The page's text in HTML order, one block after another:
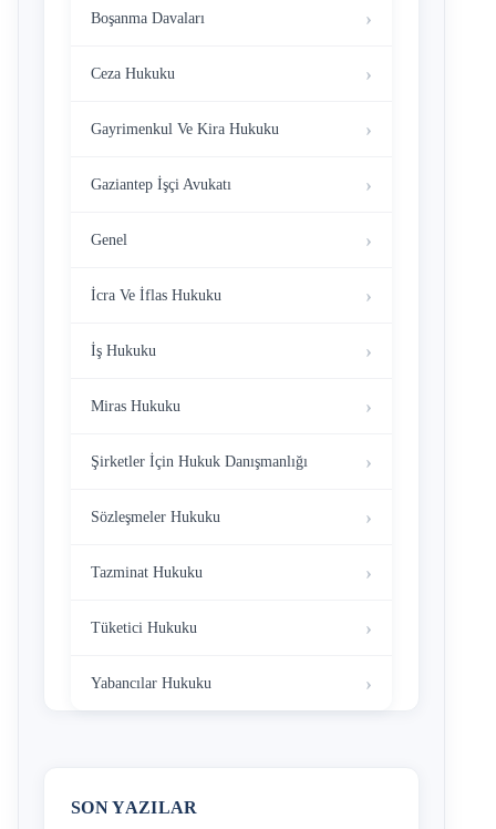
Boşanma Davaları
Ceza Hukuku
Gayrimenkul Ve Kira Hukuku
Gaziantep İşçi Avukatı
Genel
İcra Ve İflas Hukuku
İş Hukuku
Miras Hukuku
Şirketler İçin Hukuk Danışmanlığı
Sözleşmeler Hukuku
Tazminat Hukuku
Tüketici Hukuku
Yabancılar Hukuku
SON YAZILAR